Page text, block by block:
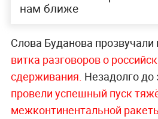
нам ближе
Слова Буданова прозвучали
витка разговоров о
сдерживания. Незадолго до
провели успешный пуск
межконтинентальной